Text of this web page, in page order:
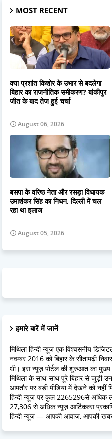
MOST RECENT
क्या प्रशांत किशोर के उभार से बदलेगा
बिहार का राजनीतिक समीकरण? बांकीपुर
जीत के बाद तेज हुई चर्चा
August 06, 2026
बसपा के वरिष्ठ नेता और रसड़ा विधायक
उमाशंकर सिंह का निधन, दिल्ली में चल
रहा था इलाज
August 05, 2026
हमारे बारें में जानें
मिथिला हिन्दी न्यूज एक विश्वसनीय
नवम्बर 2016 को बिहार के सीतामढ़ी
थी। इस न्यूज़ पोर्टल की शुरुआत का मुख्य
मिथिला के साथ-साथ पूरे बिहार से जुड़ी
आमतौर पर बड़ी मीडिया में देखने को
हिन्दी न्यूज पर कुल 2265296से अधिक
27,306 से अधिक न्यूज़ आर्टिकल्स
हिन्दी न्यूज — आपकी आवाज़, आपकी